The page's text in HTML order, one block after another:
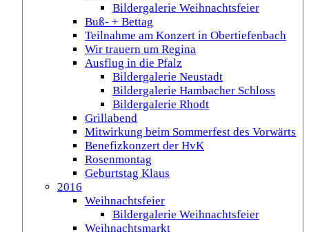
Bildergalerie Weihnachtsfeier
Buß- + Bettag
Teilnahme am Konzert in Obertiefenbach
Wir trauern um Regina
Ausflug in die Pfalz
Bildergalerie Neustadt
Bildergalerie Hambacher Schloss
Bildergalerie Rhodt
Grillabend
Mitwirkung beim Sommerfest des Vorwärts
Benefizkonzert der HvK
Rosenmontag
Geburtstag Klaus
2016
Weihnachtsfeier
Bildergalerie Weihnachtsfeier
Weihnachtsmarkt